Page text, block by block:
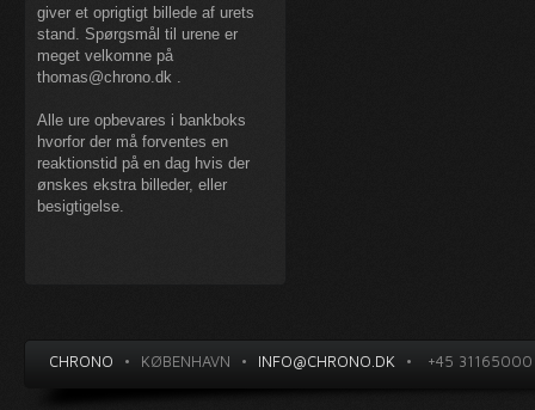
giver et oprigtigt billede af urets
stand. Spørgsmål til urene er
meget velkomne på
thomas@chrono.dk .
Alle ure opbevares i bankboks
hvorfor der må forventes en
reaktionstid på en dag hvis der
ønskes ekstra billeder, eller
besigtigelse.
CHRONO • KØBENHAVN • INFO@CHRONO.DK • +45 31165000